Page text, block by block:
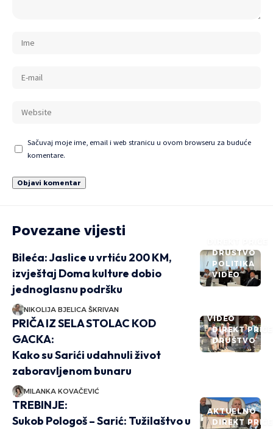
Sačuvaj moje ime, email i web stranicu u ovom browseru za buduće
komentare.
Povezane vijesti
DRUŠTVO
POLITIKA
VIDEO
Bileća: Jaslice u vrtiću 200 KM,
izvještaj Doma kulture dobio
jednoglasnu podršku
NIKOLIJA BJELICA ŠKRIVAN
VIDEO
DIREKT PRIČE
DRUŠTVO
PRIČA IZ SELA STOLAC KOD
GACKA:
Kako su Sarići udahnuli život
zaboravljenom bunaru
MILANKA KOVAČEVIĆ
AKTUELNO
DIREKT PRIČE
TREBINJE:
Sukob Pologoš – Sarić: Tužilaštvo u